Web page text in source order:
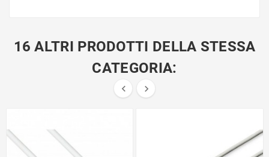
16 ALTRI PRODOTTI DELLA STESSA
CATEGORIA:
 